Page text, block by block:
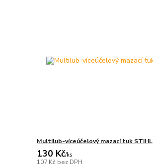
Multilub-víceúčelový mazací tuk STIHL
130 Kč/ks
107 Kč bez DPH